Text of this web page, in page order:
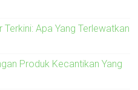
Apa Yang Terlewatkan
Produk Kecantikan Yang